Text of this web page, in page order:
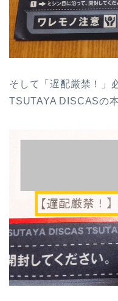
そして「遅配厳禁！」
TSUTAYA DISCASの